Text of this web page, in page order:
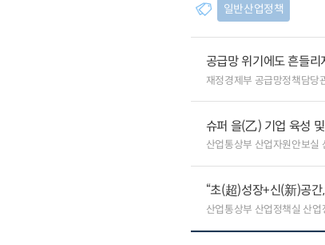
일반산업정책
공급망 위기에도 흔들
재정경제부 공급망정책담당
슈퍼 을(乙) 기업 육성
산업통상부 산업자원안보실
“초(超)성장+신(新)공간
산업통상부 산업정책실 산